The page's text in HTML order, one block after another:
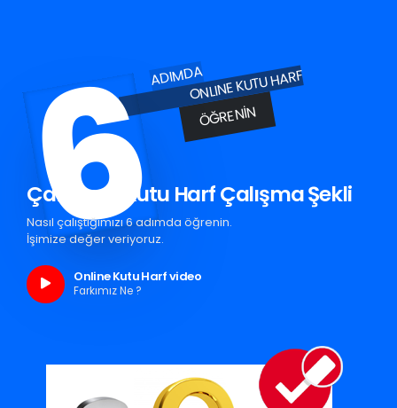
6ADIMDAONLINE KUTU HARF
ÖĞRENIN
Çal Krom Kutu Harf Çalışma Şekli
Nasıl çalıştığımızı 6 adımda öğrenin.
İşimize değer veriyoruz.
Online Kutu Harf video
Farkımız Ne ?